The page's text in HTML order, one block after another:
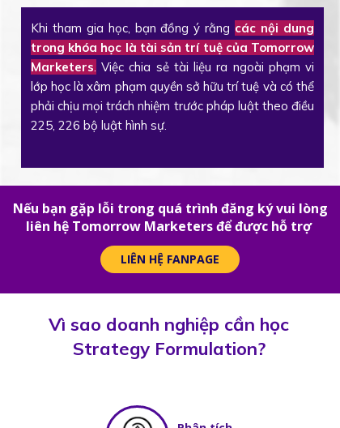
Khi tham gia học, bạn đồng ý rằng các nội dung
trong khóa học là tài sản trí tuệ của Tomorrow
Marketers. Việc chia sẻ tài liệu ra ngoài phạm vi
lớp học là xâm phạm quyền sở hữu trí tuệ và có thể
phải chịu mọi trách nhiệm trước pháp luật theo điều
225, 226 bộ luật hình sự.
Nếu bạn gặp lỗi trong quá trình đăng ký vui lòng
liên hệ Tomorrow Marketers để được hỗ trợ
LIÊN HỆ FANPAGE
Vì sao doanh nghiệp cần học
Strategy Formulation?